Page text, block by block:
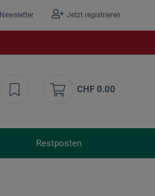
Newsletter Jetzt registrieren
CHF 0.00
Restposten